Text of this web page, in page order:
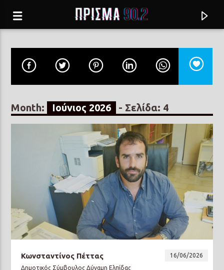
Current track
ΑΥΤΟ ΝΑ ΜΕΙΝΕΙ ΜΕΤΑΞΥ ΜΑΣ
ΑΜΑΡΥΛΛΙΣ
Month: Ιούνιος 2026 - Σελίδα: 4
Κωνσταντίνος Πέττας
16/06/2026
Δημοτικός Σύμβουλος Δύναμη Ελπίδας